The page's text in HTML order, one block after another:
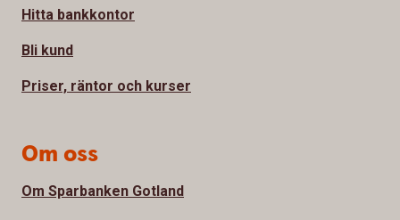
Hitta bankkontor
Bli kund
Priser, räntor och kurser
Om oss
Om Sparbanken Gotland